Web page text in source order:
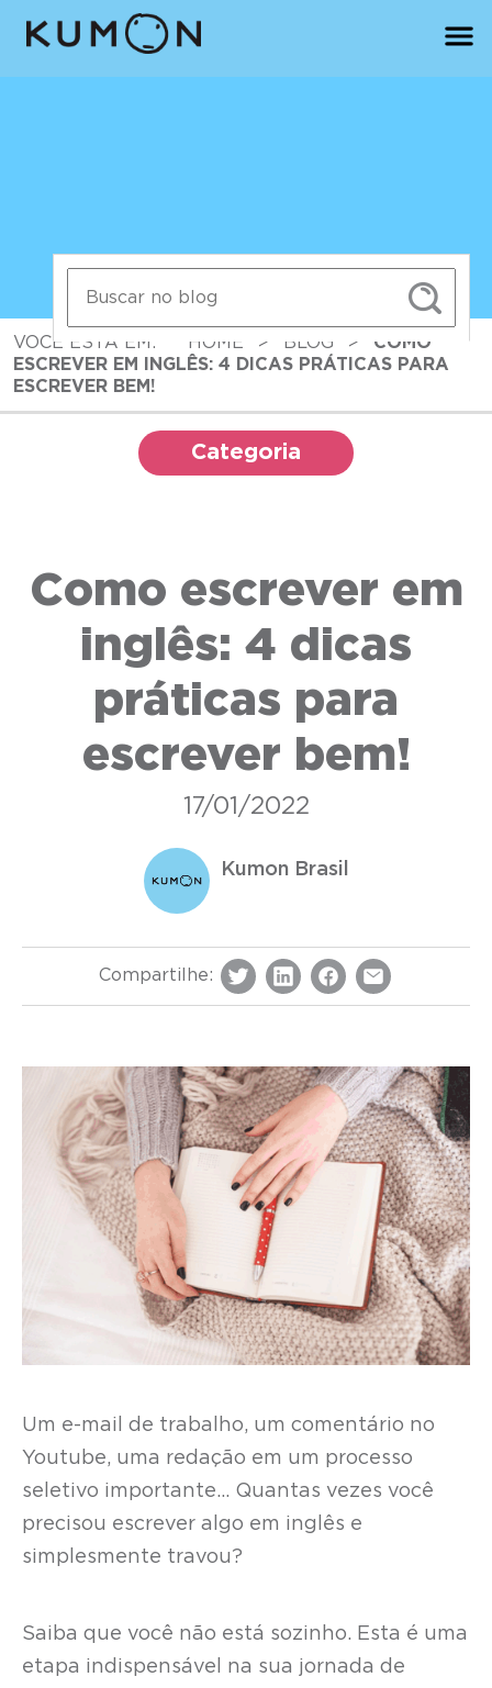
VOCÊ ESTÁ EM: HOME > BLOG >
COMO
ESCREVER EM INGLÊS: 4 DICAS PRÁTICAS PARA
ESCREVER BEM!
Categoria
Como escrever em
inglês: 4 dicas
práticas para
escrever bem!
17/01/2022
Kumon Brasil
Compartilhe:
Um e-mail de trabalho, um comentário no
Youtube, uma redação em um processo
seletivo importante… Quantas vezes você
precisou escrever algo em inglês e
simplesmente travou?
Saiba que você não está sozinho. Esta é uma
etapa indispensável na sua jornada de